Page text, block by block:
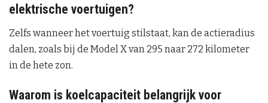
elektrische voertuigen?
Zelfs wanneer het voertuig stilstaat, kan de actieradius
dalen, zoals bij de Model X van 295 naar 272 kilometer
in de hete zon.
Waarom is koelcapaciteit belangrijk voor